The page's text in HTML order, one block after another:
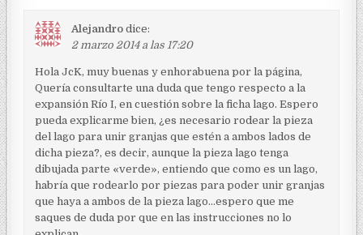
Alejandro dice:
2 marzo 2014 a las 17:20
Hola JcK, muy buenas y enhorabuena por la página,
Quería consultarte una duda que tengo respecto a la
expansión Río I, en cuestión sobre la ficha lago. Espero
pueda explicarme bien, ¿es necesario rodear la pieza
del lago para unir granjas que estén a ambos lados de
dicha pieza?, es decir, aunque la pieza lago tenga
dibujada parte «verde», entiendo que como es un lago,
habría que rodearlo por piezas para poder unir granjas
que haya a ambos de la pieza lago…espero que me
saques de duda por que en las instrucciones no lo